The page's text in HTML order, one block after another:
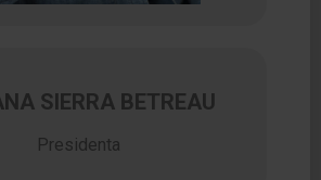
SIERRA BETREAU
Presidenta